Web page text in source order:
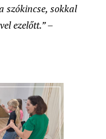
szókincse, sokkal
ezelőtt.”–